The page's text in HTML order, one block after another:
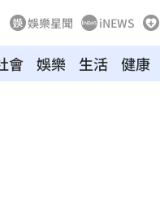
娛樂星聞 iNEWS
會 娛樂 生活 健康